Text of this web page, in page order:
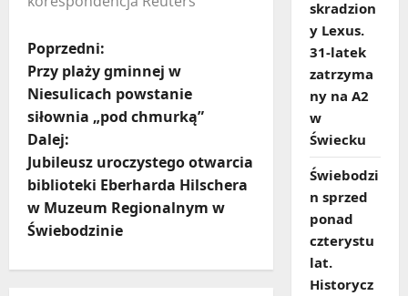
Z
o
b
a
c
z
Poprzedni:
Przy plaży gminnej w
Niesulicach powstanie
siłownia „pod chmurką”
Dalej:
Jubileusz uroczystego otwarcia
biblioteki Eberharda Hilschera
w Muzeum Regionalnym w
Świebodzinie
skradzion
y Lexus.
31‑latek
zatrzyma
ny na A2
w
Świecku
Świebodzi
n sprzed
ponad
czterystu
lat.
Historycz